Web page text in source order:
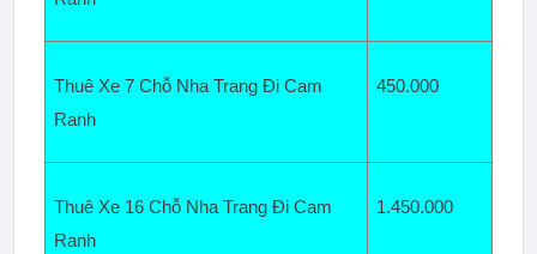
Thuê Xe 7 Chỗ Nha Trang Đi Cam
Ranh
450.000
Thuê Xe 16 Chỗ Nha Trang Đi Cam
Ranh
1.450.000